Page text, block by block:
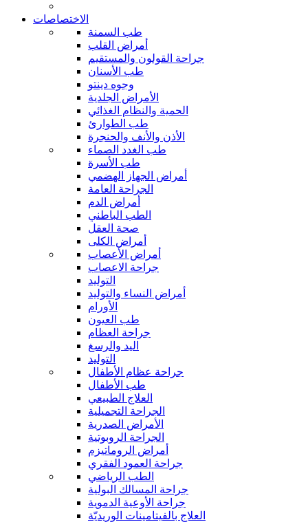
الاختصاصات
طب السمنة
أمراض القلب
جراحة القولون والمستقيم
طب الأسنان
وجوه دينتو
الأمراض الجلدية
الحمية والنظام الغذائي
طب الطوارئ
الأذن والأنف والحنجرة
طب الغدد الصماء
طب الأسرة
أمراض الجهاز الهضمي
الجراحة العامة
أمراض الدم
الطب الباطني
صحة العقل
أمراض الكلى
أمراض الأعصاب
جراحة الاعصاب
التوليد
أمراض النساء والتوليد
الأورام
طب العيون
جراحة العظام
اليد والرسغ
التوليد
جراحة عظام الأطفال
طب الأطفال
العلاج الطبيعي
الجراحة التجميلية
الأمراض الصدرية
الجراحة الروبوتية
أمراض الروماتيزم
جراحة العمود الفقري
الطب الرياضي
جراحة المسالك البولية
جراحة الأوعية الدموية
العلاج بالفيتامينات الوريديّة